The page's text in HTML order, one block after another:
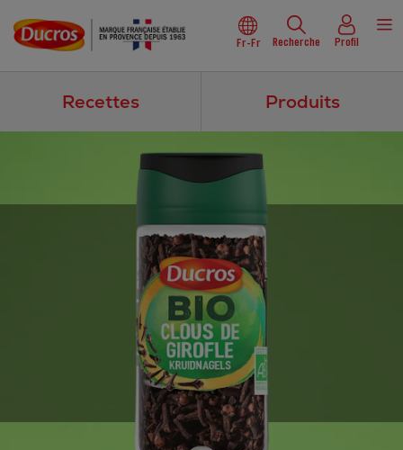
Fr-Fr Recherche Profil
Recettes Produits